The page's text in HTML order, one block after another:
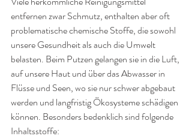
entfernen zwar Schmutz, enthalten aber oft
problematische chemische Stoffe, die sowohl
unsere Gesundheit als auch die Umwelt
belasten. Beim Putzen gelangen sie in die Luft,
auf unsere Haut und über das Abwasser in
Flüsse und Seen, wo sie nur schwer abgebaut
werden und langfristig Ökosysteme schädigen
können. Besonders bedenklich sind folgende
Inhaltsstoffe: